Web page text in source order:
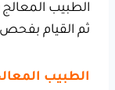
الطبيب
ثم القيام
الطبيب